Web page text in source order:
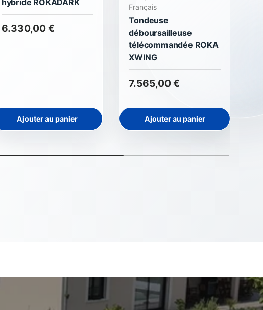
6.330,00 €
Ajouter au panier
Français
Tondeuse
déboursailleuse
télécommandée ROKA
XWING
7.565,00 €
Ajouter au panier